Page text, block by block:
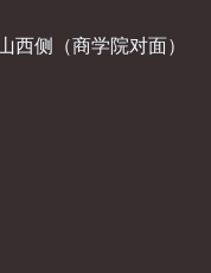
西侧（商学院对面）